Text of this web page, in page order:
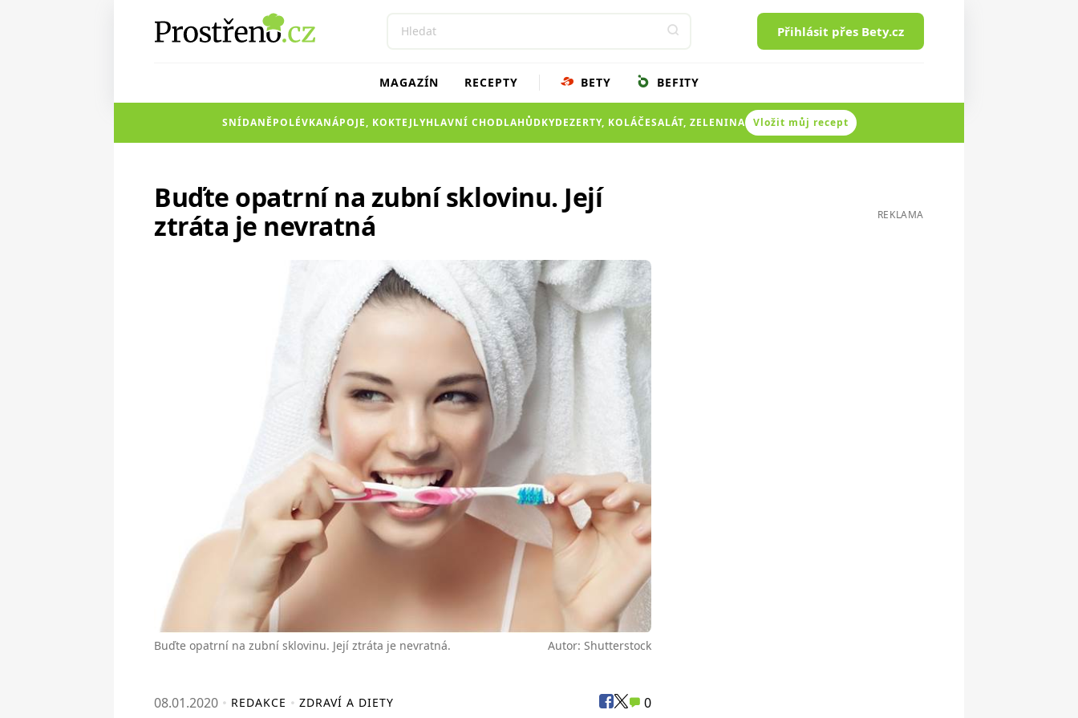
Přihlásit přes Bety.cz
MAGAZÍN RECEPTY BETY BEFITY
SNÍDANĚPOLÉVKANÁPOJE, KOKTEJLYHLAVNÍ CHODLAHŮDKYDEZERTY, KOLÁČESALÁT, ZELENINA Vložit můj recept
Buďte opatrní na zubní sklovinu. Její
ztráta je nevratná
Buďte opatrní na zubní sklovinu. Její ztráta je nevratná. Autor: Shutterstock
08.01.2020 REDAKCE ZDRAVÍ A DIETY 0
REKLAMA